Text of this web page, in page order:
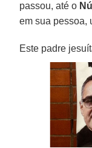
passou, até o
em sua pessoa,
Este padre